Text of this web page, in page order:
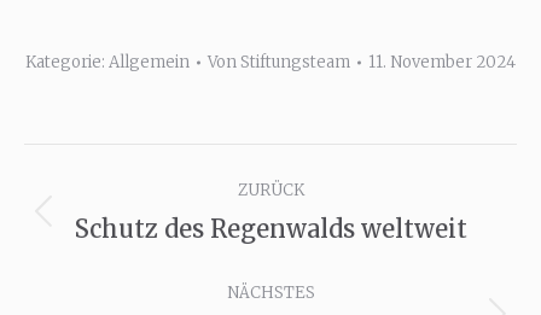
Kategorie: Allgemein Von Stiftungsteam 11. November 2024
Kommentarnavigation
ZURÜCK
Vorheriger
Schutz des Regenwalds weltweit
NÄCHSTES